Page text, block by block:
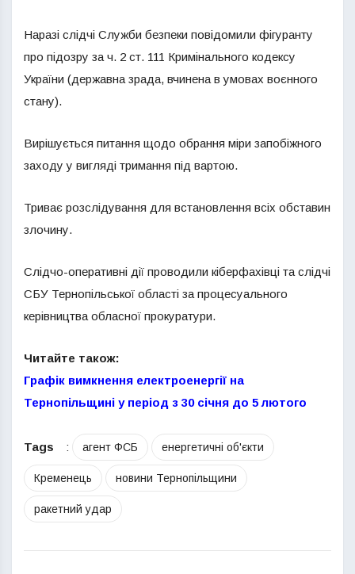
Наразі слідчі Служби безпеки повідомили фігуранту
про підозру за ч. 2 ст. 111 Кримінального кодексу
України (державна зрада, вчинена в умовах воєнного
стану).
Вирішується питання щодо обрання міри запобіжного
заходу у вигляді тримання під вартою.
Триває розслідування для встановлення всіх обставин
злочину.
Слідчо-оперативні дії проводили кіберфахівці та слідчі
СБУ Тернопільської області за процесуального
керівництва обласної прокуратури.
Читайте також:
Графік вимкнення електроенергії на
Тернопільщині у період з 30 січня до 5 лютого
Tags : агент ФСБ енергетичні об'єкти
Кременець новини Тернопільщини
ракетний удар